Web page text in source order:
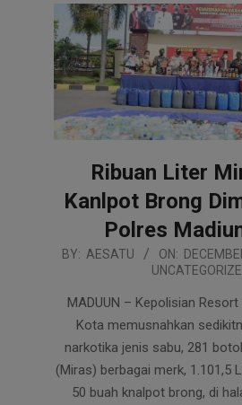
Ribuan Liter
Kanlpot Brong
Polres
2021-
BY: AESATU ON:
MADUUN – Kepolisian
Kota memusnahkan
narkotika jenis sabu, 281
(Miras) berbagai merk, 1.101,5
50 buah knalpot brong, di